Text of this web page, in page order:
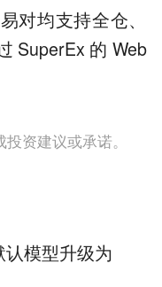
对均支持全仓、
SuperEx 的 Web
资建议或承诺。
模型升级为